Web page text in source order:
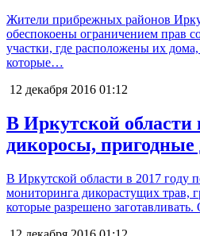
Жители прибрежных районов
обеспокоены ограничением прав
участки, где расположены их
которые…
12 декабря 2016 01:12
В Иркутской области
дикоросы, пригодные
В Иркутской области в 2017 году
мониторинга дикорастущих трав,
которые разрешено